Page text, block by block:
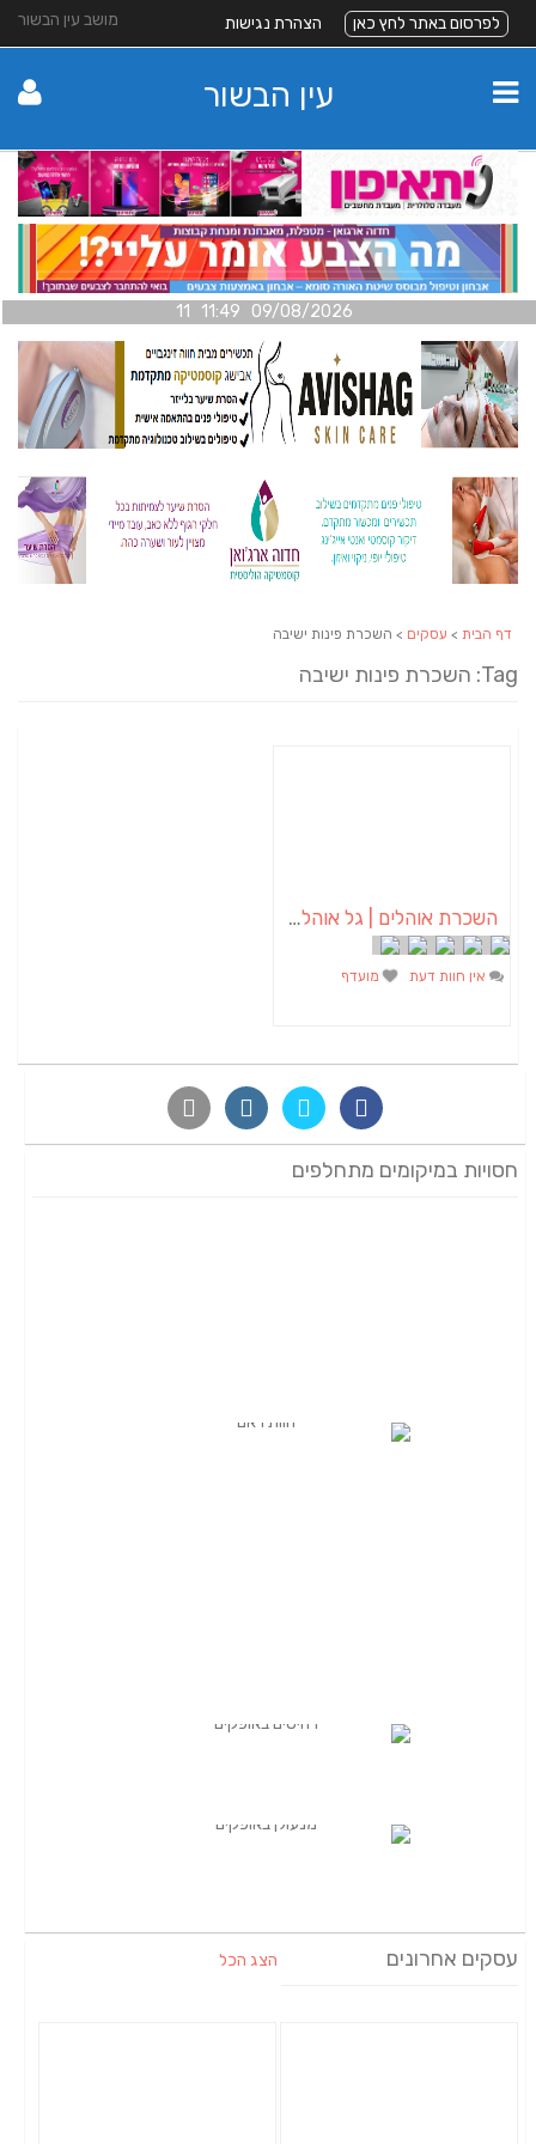
מושב עין הבשור לפרסום באתר לחץ כאן הצהרת נגישות
עין הבשור
09/08/2026 11:49 11
דף הבית > עסקים > השכרת פינות ישיבה
Tag: השכרת פינות ישיבה
השכרת אוהלים | גל אוהלים
אין חוות דעת מועדף
חסויות במיקומים מתחלפים
עסקים אחרונים הצג הכל